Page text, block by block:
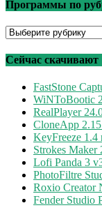
Программы по
Программы
рубрикам
Сейчас скачивают
FastStone
WiNToBootic
RealPlayer
CloneApp
KeyFreeze 1.4
Strokes Maker
Lofi Panda 3
PhotoFiltre
Roxio Creator
Fender Studio